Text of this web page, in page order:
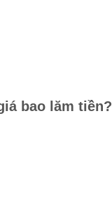
bao lăm tiền?